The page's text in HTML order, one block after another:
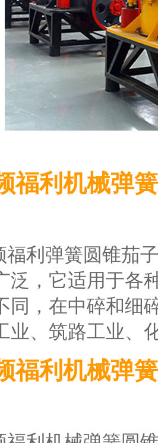
福利机械弹
福利弹簧圆锥茄
泛，它适用于各
同，在中碎和细
业、筑路工业、
福利机械弹